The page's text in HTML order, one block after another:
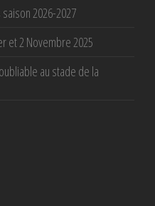
2026-2027
et 2 Novembre 2025
au stade de la